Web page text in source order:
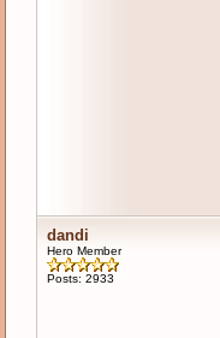
dandi
Hero Member
Posts: 2933